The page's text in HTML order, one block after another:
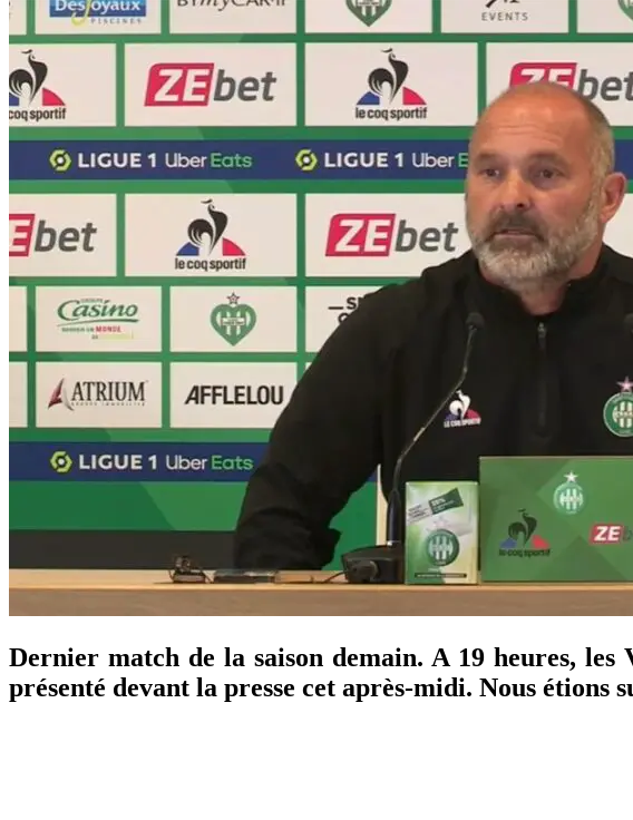
Dernier match de la saison demain. A 19 heures,
présenté devant la presse cet après-midi. Nous étions